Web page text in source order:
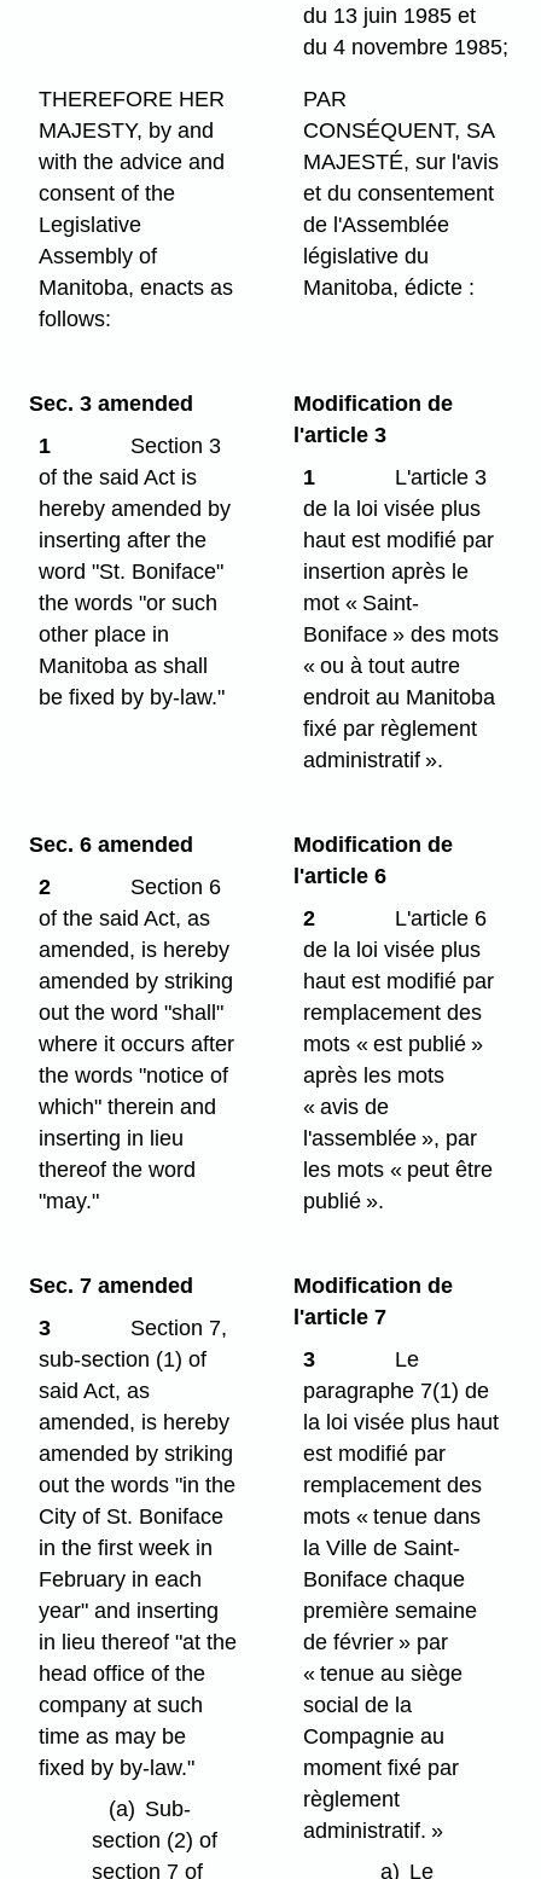
du 13 juin 1985 et
du 4 novembre 1985;
THEREFORE HER
MAJESTY, by and
with the advice and
consent of the
Legislative
Assembly of
Manitoba, enacts as
follows:
PAR
CONSÉQUENT, SA
MAJESTÉ, sur l'avis
et du consentement
de l'Assemblée
législative du
Manitoba, édicte :
Sec. 3 amended
1
Section 3
of the said Act is
hereby amended by
inserting after the
word "St. Boniface"
the words "or such
other place in
Manitoba as shall
be fixed by by-law."
Modification de
l'article 3
1
L'article 3
de la loi visée plus
haut est modifié par
insertion après le
mot « Saint-
Boniface » des mots
« ou à tout autre
endroit au Manitoba
fixé par règlement
administratif ».
Sec. 6 amended
2
Section 6
of the said Act, as
amended, is hereby
amended by striking
out the word "shall"
where it occurs after
the words "notice of
which" therein and
inserting in lieu
thereof the word
"may."
Modification de
l'article 6
2
L'article 6
de la loi visée plus
haut est modifié par
remplacement des
mots « est publié »
après les mots
« avis de
l'assemblée », par
les mots « peut être
publié ».
Sec. 7 amended
3
Section 7,
sub-section (1) of
said Act, as
amended, is hereby
amended by striking
out the words "in the
City of St. Boniface
in the first week in
February in each
year" and inserting
in lieu thereof "at the
head office of the
company at such
time as may be
fixed by by-law."
(a) Sub-
section (2) of
section 7 of
Modification de
l'article 7
3
Le
paragraphe 7(1) de
la loi visée plus haut
est modifié par
remplacement des
mots « tenue dans
la Ville de Saint-
Boniface chaque
première semaine
de février » par
« tenue au siège
social de la
Compagnie au
moment fixé par
règlement
administratif. »
a) Le